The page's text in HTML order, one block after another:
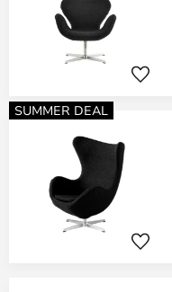
SUMMER DEAL